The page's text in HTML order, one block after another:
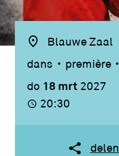
Blauwe Zaal
dans
première
do 18 mrt 2027
20:30
delen